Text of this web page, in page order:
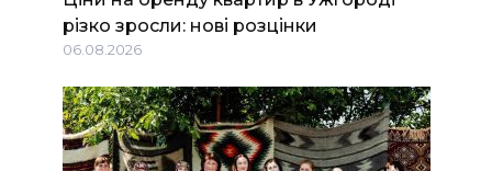
різко зросли: нові розцінки
06.08.2026